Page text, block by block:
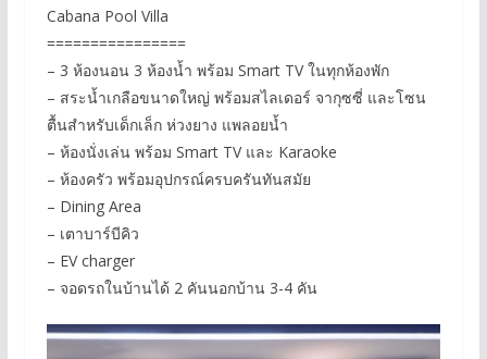
Cabana Pool Villa
================
– 3 ห้องนอน 3 ห้องน้ำ พร้อม Smart TV ในทุกห้องพัก
– สระน้ำเกลือขนาดใหญ่ พร้อมสไลเดอร์ จากุซซี่ และโซน
ตื้นสำหรับเด็กเล็ก ห่วงยาง แพลอยน้ำ
– ห้องนั่งเล่น พร้อม Smart TV และ Karaoke
– ห้องครัว พร้อมอุปกรณ์ครบครันทันสมัย
– Dining Area
– เตาบาร์บีคิว
– EV charger
– จอดรถในบ้านได้ 2 คันนอกบ้าน 3-4 คัน